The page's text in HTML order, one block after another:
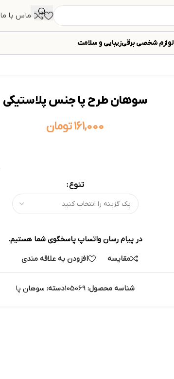
تماس با ما
لوازم شخصی برقیزیبایی و سلامت
سوهان طرح پا جنس پلاستیکی
۱۶۱,۰۰۰تومان
تنوع
در پیام رسان واتساپ پاسخگوی شما هستیم.
مقایسه
افزودن به علاقه مندی
شناسه محصول: 105069دسته: سوهان پا